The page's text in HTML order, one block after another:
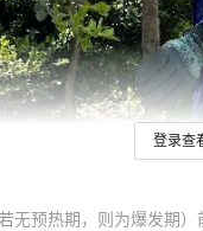
登录查
无预热期，则为爆发